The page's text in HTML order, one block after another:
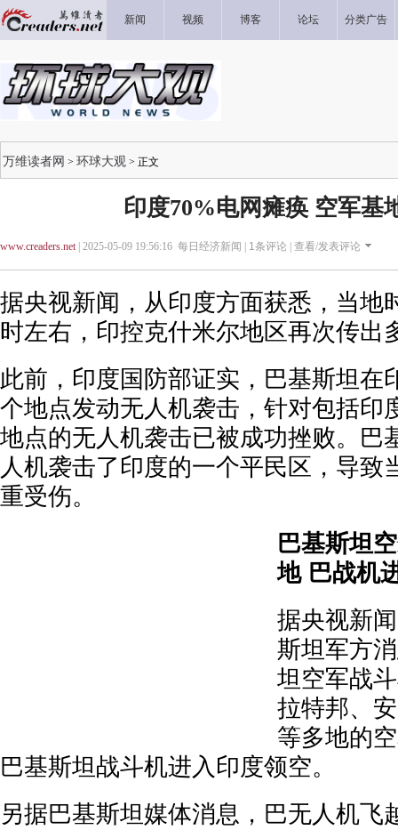
新闻 视频 博客 论坛 分类广告
万维读者网 > 环球大观 > 正文
印度70%电网瘫痪 空军基
www.creaders.net| 2025-05-09 19:56:16 每日经济新闻 | 1条评论 | 查看/发表评论
据央视新闻，从印度方面获悉，当地
时左右，印控克什米尔地区再次传出
此前，印度国防部证实，巴基斯坦在
个地点发动无人机袭击，针对包括印
地点的无人机袭击已被成功挫败。巴
人机袭击了印度的一个平民区，导致
重受伤。
巴基斯坦
地 巴战机
据央视新
斯坦军方
坦空军战
拉特邦、
等多地的
巴基斯坦战斗机进入印度领空。
另据巴基斯坦媒体消息，巴无人机飞